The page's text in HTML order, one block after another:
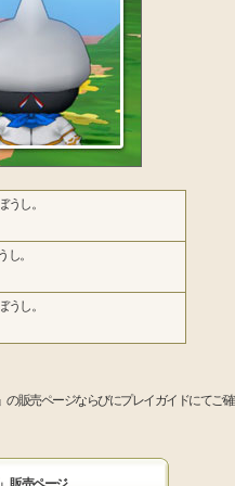
し。
。
し。
販売ページならびにプレイガイドにてご確